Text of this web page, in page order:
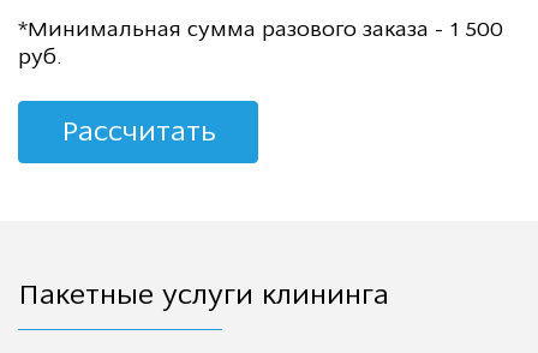
*Минимальная сумма разового заказа - 1 500
руб.
Рассчитать
Пакетные услуги клининга